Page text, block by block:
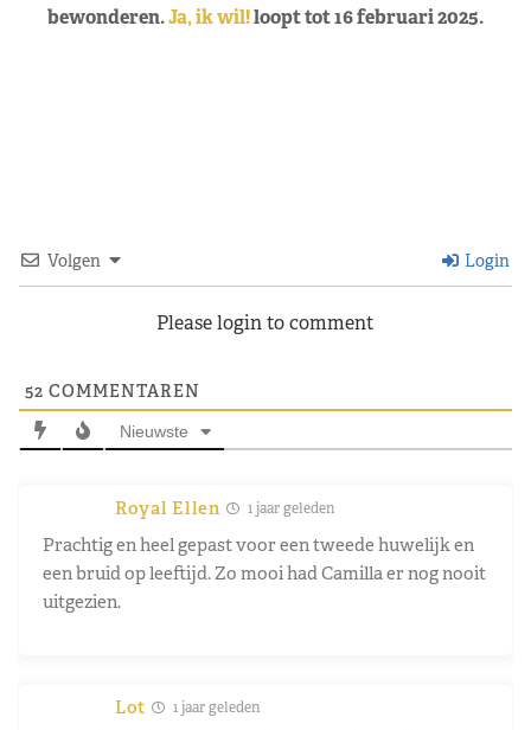
bewonderen.Ja, ik wil!loopt tot 16 februari 2025.
Volgen Login
Please login to comment
52 COMMENTAREN
Nieuwste
Royal Ellen 1 jaar geleden
Prachtig en heel gepast voor een tweede huwelijk en
een bruid op leeftijd. Zo mooi had Camilla er nog nooit
uitgezien.
Lot 1 jaar geleden